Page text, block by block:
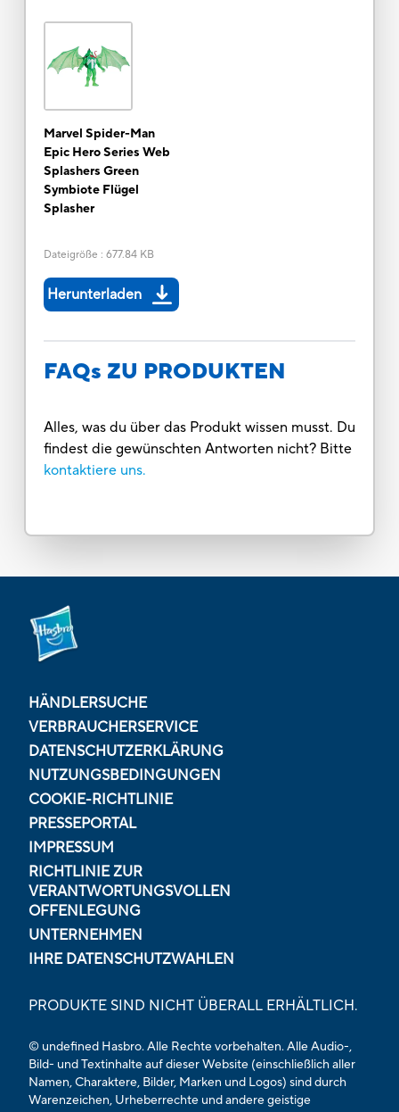
Marvel Spider-Man
Epic Hero Series Web
Splashers Green
Symbiote Flügel
Splasher
Dateigröße : 677.84 KB
Herunterladen
FAQs ZU PRODUKTEN
Alles, was du über das Produkt wissen musst. Du
findest die gewünschten Antworten nicht? Bitte
kontaktiere uns.
HÄNDLERSUCHE
VERBRAUCHERSERVICE
DATENSCHUTZERKLÄRUNG
NUTZUNGSBEDINGUNGEN
COOKIE-RICHTLINIE
PRESSEPORTAL
IMPRESSUM
RICHTLINIE ZUR
VERANTWORTUNGSVOLLEN
OFFENLEGUNG
UNTERNEHMEN
IHRE DATENSCHUTZWAHLEN
PRODUKTE SIND NICHT ÜBERALL ERHÄLTLICH.
© undefined Hasbro. Alle Rechte vorbehalten. Alle Audio-,
Bild- und Textinhalte auf dieser Website (einschließlich aller
Namen, Charaktere, Bilder, Marken und Logos) sind durch
Warenzeichen, Urheberrechte und andere geistige